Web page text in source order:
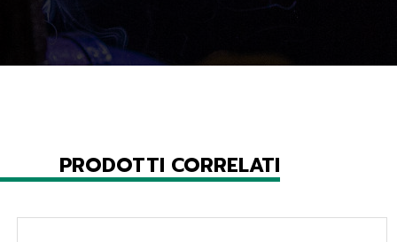
PRODOTTI CORRELATI